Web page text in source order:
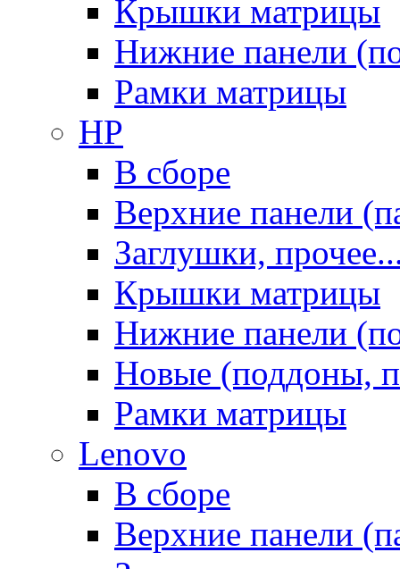
Крышки матрицы
Нижние панели
Рамки матрицы
HP
В сборе
Верхние панели
Заглушки,
Крышки матрицы
Нижние панели
Новые (поддоны,
Рамки матрицы
Lenovo
В сборе
Верхние панели